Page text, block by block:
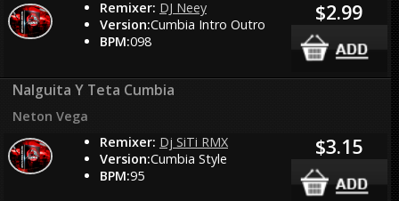
Remixer: DJ Neey
Version:Cumbia Intro Outro
BPM:098
$2.99
Nalguita Y Teta Cumbia
Neton Vega
Remixer: Dj SiTi RMX
Version:Cumbia Style
BPM:95
$3.15